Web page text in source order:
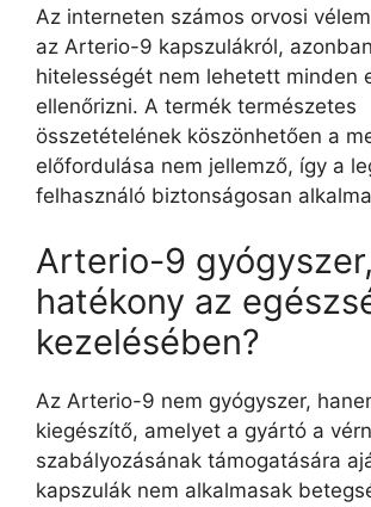
Az interneten számos orvosi
az Arterio-9 kapszulákról,
hitelességét nem lehetett minden
ellenőrizni. A termék természetes
összetételének köszönhetően a
előfordulása nem jellemző, így a
felhasználó biztonságosan
Arterio-9
hatékony az
kezelésében?
Az Arterio-9 nem gyógyszer,
kiegészítő, amelyet a gyártó a
szabályozásának támogatására
kapszulák nem alkalmasak